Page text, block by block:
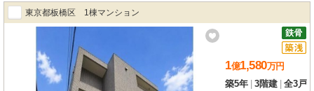
東京都板橋区 1棟マンション
1億1,580万円
築5年 3階建 全3戸